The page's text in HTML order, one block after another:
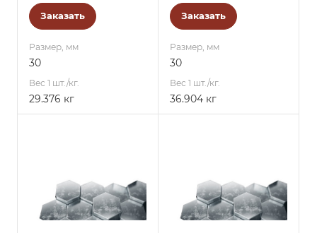
Заказать
Размер, мм
30
Вес 1 шт./кг.
29.376 кг
Заказать
Размер, мм
30
Вес 1 шт./кг.
36.904 кг